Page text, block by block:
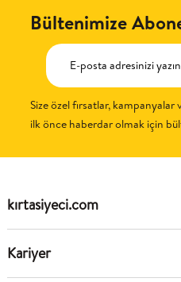
Bültenimize
Size özel fırsatlar,
ilk önce haberdar olmak için
kırtasiyeci.com
Kariyer